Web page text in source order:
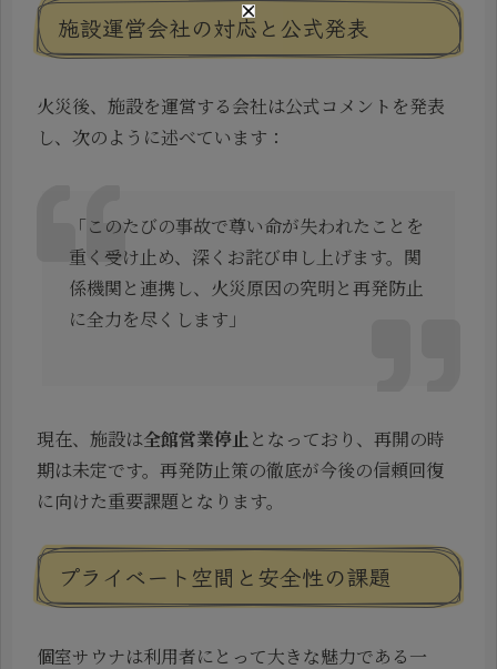
施設運営会社の対応と公式発表
火災後、施設を運営する会社は公式コメントを発表
し、次のように述べています：
「このたびの事故で尊い命が失われたことを
重く受け止め、深くお詫び申し上げます。関
係機関と連携し、火災原因の究明と再発防止
に全力を尽くします」
現在、施設は全館営業停止 となっており、再開の時
期は未定です。再発防止策の徹底が今後の信頼回復
に向けた重要課題となります。
プライベート空間と安全性の課題
個室サウナは利用者にとって大きな魅力である一